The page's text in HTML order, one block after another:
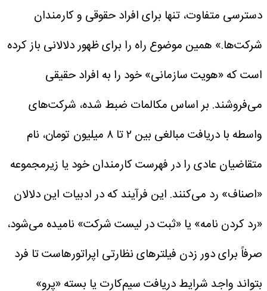
دسترسی متفاوت، تنها برای افراد حقوقی و کارمندان
شرکت‌ها.» همین موضوع راه را برای ظهور دلالانی باز کرده
است که «هویت سازمانی» خود را به افراد حقیقی
می‌فروشند. بر اساس مکالمات ضبط شده، شرکت‌های
واسطه با دریافت مبالغی بین ۲ تا ۸ میلیون تومان، نام
متقاضیان عادی را در فهرست کارمندان خود یا زیرمجموعه
«اصناف» رد می‌کنند. این فرآیند که در ادبیات این دلالان
«رد کردن نامه» یا «ثبت در لیست شرکت» نامیده می‌شود،
صرفاً برای دور زدن فیلتر‌های نظارتی اپراتورهاست تا فرد
بتواند واجد شرایط دریافت سیم‌کارت یا بسته «پرو»